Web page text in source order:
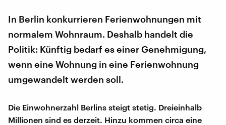
In Berlin konkurrieren Ferienwohnungen mit
normalem Wohnraum. Deshalb handelt die
Politik: Künftig bedarf es einer Genehmigung,
wenn eine Wohnung in eine Ferienwohnung
umgewandelt werden soll.
Die Einwohnerzahl Berlins steigt stetig. Dreieinhalb
Millionen sind es derzeit. Hinzu kommen circa eine